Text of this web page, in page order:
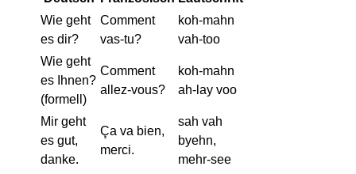
Wie geht
es dir?
Comment
vas-tu?
koh-mahn
vah-too
Wie geht
es Ihnen?
(formell)
Comment
allez-vous?
koh-mahn
ah-lay voo
Mir geht
es gut,
danke.
Ça va bien,
merci.
sah vah
byehn,
mehr-see